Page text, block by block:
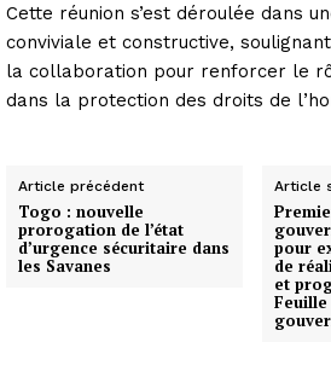
Cette réunion s’est déroulée dans
conviviale et constructive,
la collaboration pour renforcer le
dans la protection des droits de
Article précédent
Togo : nouvelle
prorogation de l’état
d’urgence sécuritaire dans
les Savanes
Article
pour
de
et